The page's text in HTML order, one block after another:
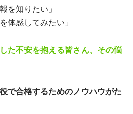
を知りたい」
体感してみたい」
た不安を抱える皆さん、その悩
で合格するためのノウハウがた